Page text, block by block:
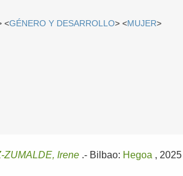
<GÉNERO Y DESARROLLO> <MUJER>
ZUMALDE, Irene .- Bilbao: Hegoa , 2025